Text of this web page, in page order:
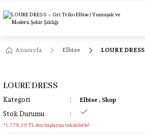
ÜCRETSİZ KARGO
Anasayfa Elbise LOURE DRESS
LOURE DRESS
Kategori Elbise , Shop
Stok Durumu
*1.778,39 TL den başlayan taksitlerle!